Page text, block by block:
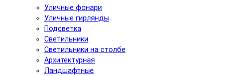
Уличные фонари
Уличные гирлянды
Подсветка
Светильники
Светильники на столбе
Архитектурная
Ландшафтные